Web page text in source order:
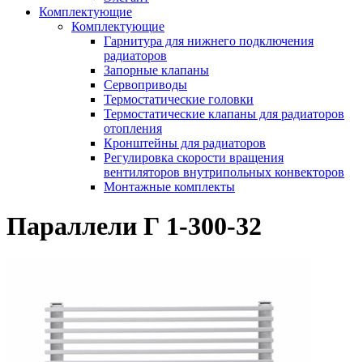
Комплектующие
Комплектующие
Гарнитура для нижнего подключения
радиаторов
Запорные клапаны
Сервоприводы
Термостатические головки
Термостатические клапаны для радиаторов
отопления
Кронштейны для радиаторов
Регулировка скорости вращения
вентиляторов внутрипольных конвекторов
Монтажные комплекты
Параллели Г 1-300-32